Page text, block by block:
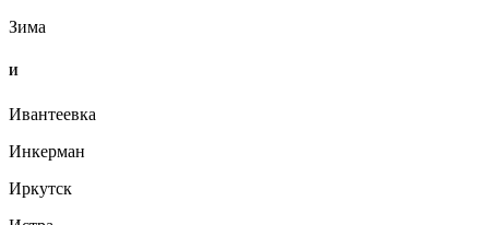
Зима
И
Ивантеевка
Инкерман
Иркутск